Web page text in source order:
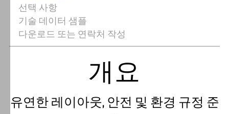
선택 사항
기술 데이터 샘플
다운로드 또는 연락처 작성
개요
유연한 레이아웃, 안전 및 환경 규정 준